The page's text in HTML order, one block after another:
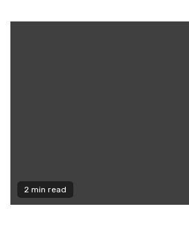
2 min read